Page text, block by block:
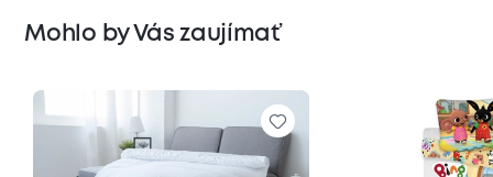
Mohlo by Vás zaujímať